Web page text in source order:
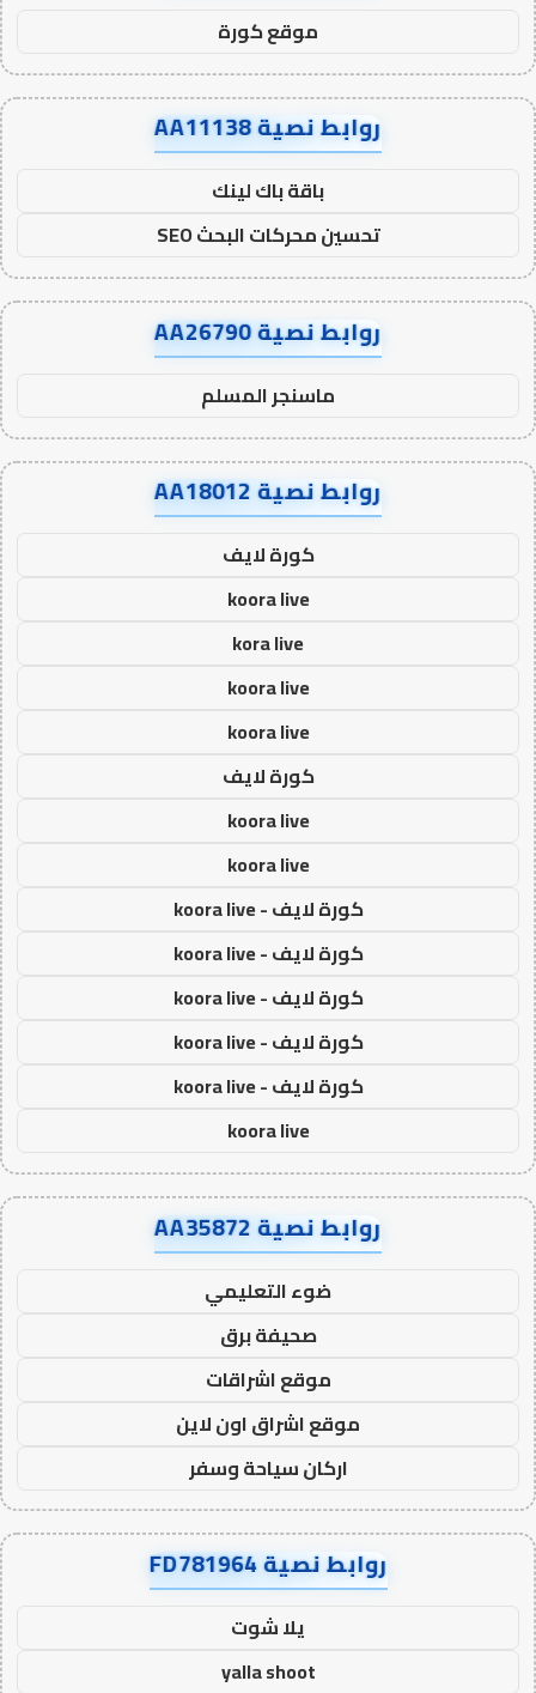
موقع كورة
روابط نصية AA11138
باقة باك لينك
تحسين محركات البحث SEO
روابط نصية AA26790
ماسنجر المسلم
روابط نصية AA18012
كورة لايف
koora live
kora live
koora live
koora live
كورة لايف
koora live
koora live
كورة لايف - koora live
كورة لايف - koora live
كورة لايف - koora live
كورة لايف - koora live
كورة لايف - koora live
koora live
روابط نصية AA35872
ضوء التعليمي
صحيفة برق
موقع اشراقات
موقع اشراق اون لاين
اركان سياحة وسفر
روابط نصية FD781964
يلا شوت
yalla shoot